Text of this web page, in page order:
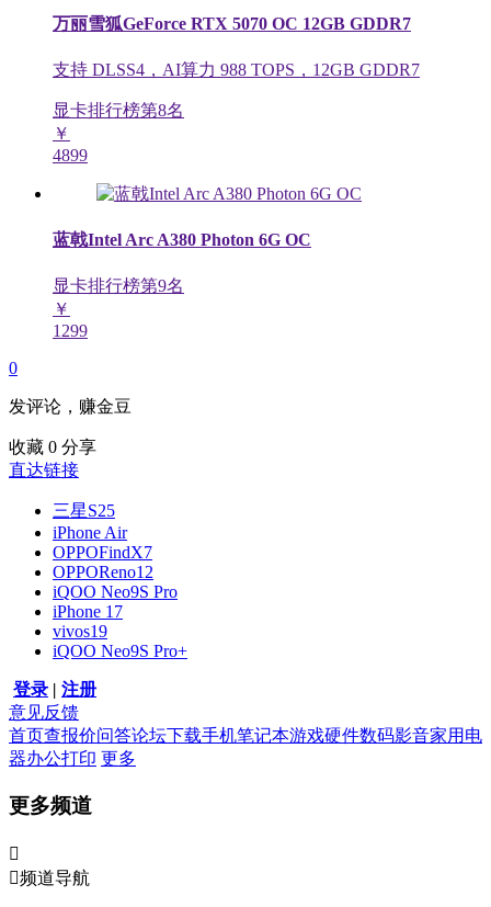
万丽雪狐GeForce RTX 5070 OC 12GB GDDR7
支持 DLSS4，AI算力 988 TOPS，12GB GDDR7
显卡排行榜第8名
￥
4899
蓝戟Intel Arc A380 Photon 6G OC
显卡排行榜第9名
￥
1299
0
发评论，赚金豆
收藏 0 分享
直达链接
三星S25
iPhone Air
OPPOFindX7
OPPOReno12
iQOO Neo9S Pro
iPhone 17
vivos19
iQOO Neo9S Pro+
登录
注册
意见反馈
首页查报价问答论坛 下载手机笔记本游戏硬件数码影音家用电
器办公打印 更多
更多频道

频道导航